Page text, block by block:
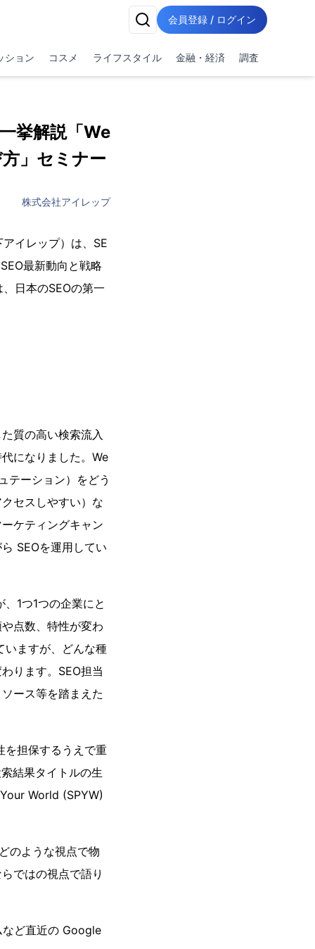
会員登録 / ログイン
ション コスメ ライフスタイル 金融・経済 調査
挙解説「We
」セミナー
株式会社アイレップ
イレップ）は、SE
最新動向と戦略
日本のSEOの第一
質の高い検索流入
になりました。We
テーション）をどう
セスしやすい）な
ケティングキャン
SEOを運用してい
1つ1つの企業にと
点数、特性が変わ
いますが、どんな種
ります。SEO担当
ース等を踏まえた
を担保するうえで重
結果タイトルの生
World (SPYW)
のような視点で物
ではの視点で語り
ど直近の Google